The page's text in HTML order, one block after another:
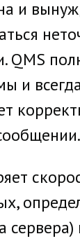
и
QMS
и